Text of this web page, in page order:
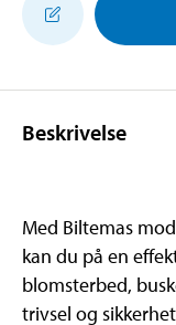
Beskrivelse
Med Biltemas
kan du på en
blomsterbed,
trivsel og